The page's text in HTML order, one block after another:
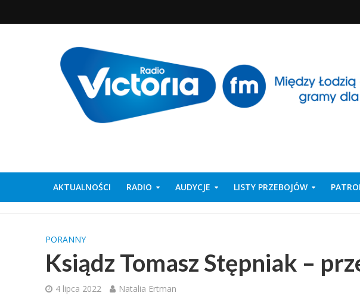
AKTUALNOŚCI RADIO AUDYCJE LISTY PRZEBOJÓW
PORANNY
Ksiądz Tomasz Stępniak –
4 lipca 2022 Natalia Ertman